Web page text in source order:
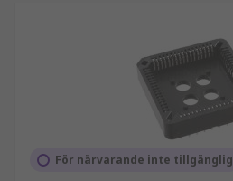
För närvarande inte tillgänglig